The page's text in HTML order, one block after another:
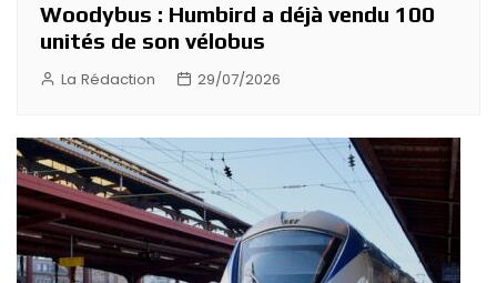
Woodybus : Humbird a déjà vendu 100
unités de son vélobus
La Rédaction 29/07/2026